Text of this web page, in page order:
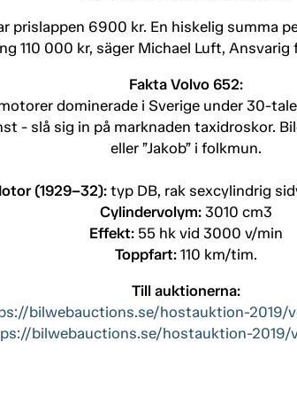
prislappen 6900 kr. En hiskelig summa
110 000 kr, säger Michael Luft,
Fakta Volvo 652:
dominerade i Sverige under 30-
- slå sig in på marknaden taxidroskor.
eller ”Jakob” i folkmun.
(1929–32):typ DB, rak sexcylindrig
Cylindervolym:3010 cm3
Effekt:55 hk vid 3000 v/min
Toppfart:110 km/tim.
Till auktionerna:
bilwebauctions.se/hostauktion-2019/
bilwebauctions.se/hostauktion-2019/